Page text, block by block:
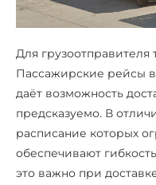
Для
Пассажирские рейсы
даёт возможность
предсказуемо. В
расписание которых
обеспечивают
это важно при